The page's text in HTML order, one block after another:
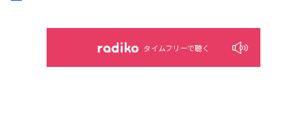
タイムフリーで聴く